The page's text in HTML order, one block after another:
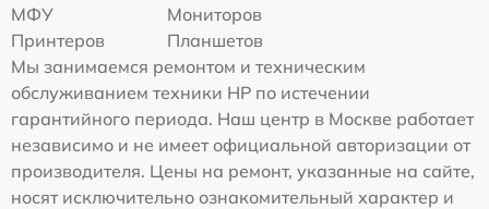
МФУ
Мониторов
Принтеров
Планшетов
Мы занимаемся ремонтом и техническим
обслуживанием техники HP по истечении
гарантийного периода. Наш центр в Москве работает
независимо и не имеет официальной авторизации от
производителя. Цены на ремонт, указанные на сайте,
носят исключительно ознакомительный характер и